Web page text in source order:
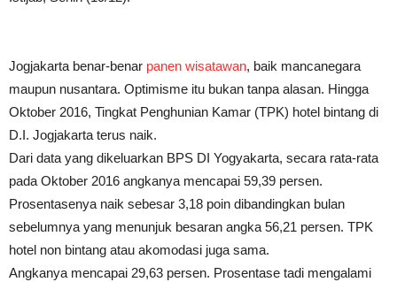
Jogjakarta benar-benar panen wisatawan, baik mancanegara
maupun nusantara. Optimisme itu bukan tanpa alasan. Hingga
Oktober 2016, Tingkat Penghunian Kamar (TPK) hotel bintang di
D.I. Jogjakarta terus naik.
Dari data yang dikeluarkan BPS DI Yogyakarta, secara rata-rata
pada Oktober 2016 angkanya mencapai 59,39 persen.
Prosentasenya naik sebesar 3,18 poin dibandingkan bulan
sebelumnya yang menunjuk besaran angka 56,21 persen. TPK
hotel non bintang atau akomodasi juga sama.
Angkanya mencapai 29,63 persen. Prosentase tadi mengalami